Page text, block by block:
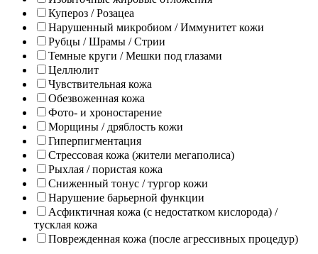
Купероз / Розацеа
Нарушенный микробиом / Иммунитет кожи
Рубцы / Шрамы / Стрии
Темные круги / Мешки под глазами
Целлюлит
Чувствительная кожа
Обезвоженная кожа
Фото- и хроностарение
Морщины / дряблость кожи
Гиперпигментация
Стрессовая кожа (жители мегаполиса)
Рыхлая / пористая кожа
Сниженный тонус / тургор кожи
Нарушение барьерной функции
Асфиктичная кожа (с недостатком кислорода) /
тусклая кожа
Поврежденная кожа (после агрессивных процедур)